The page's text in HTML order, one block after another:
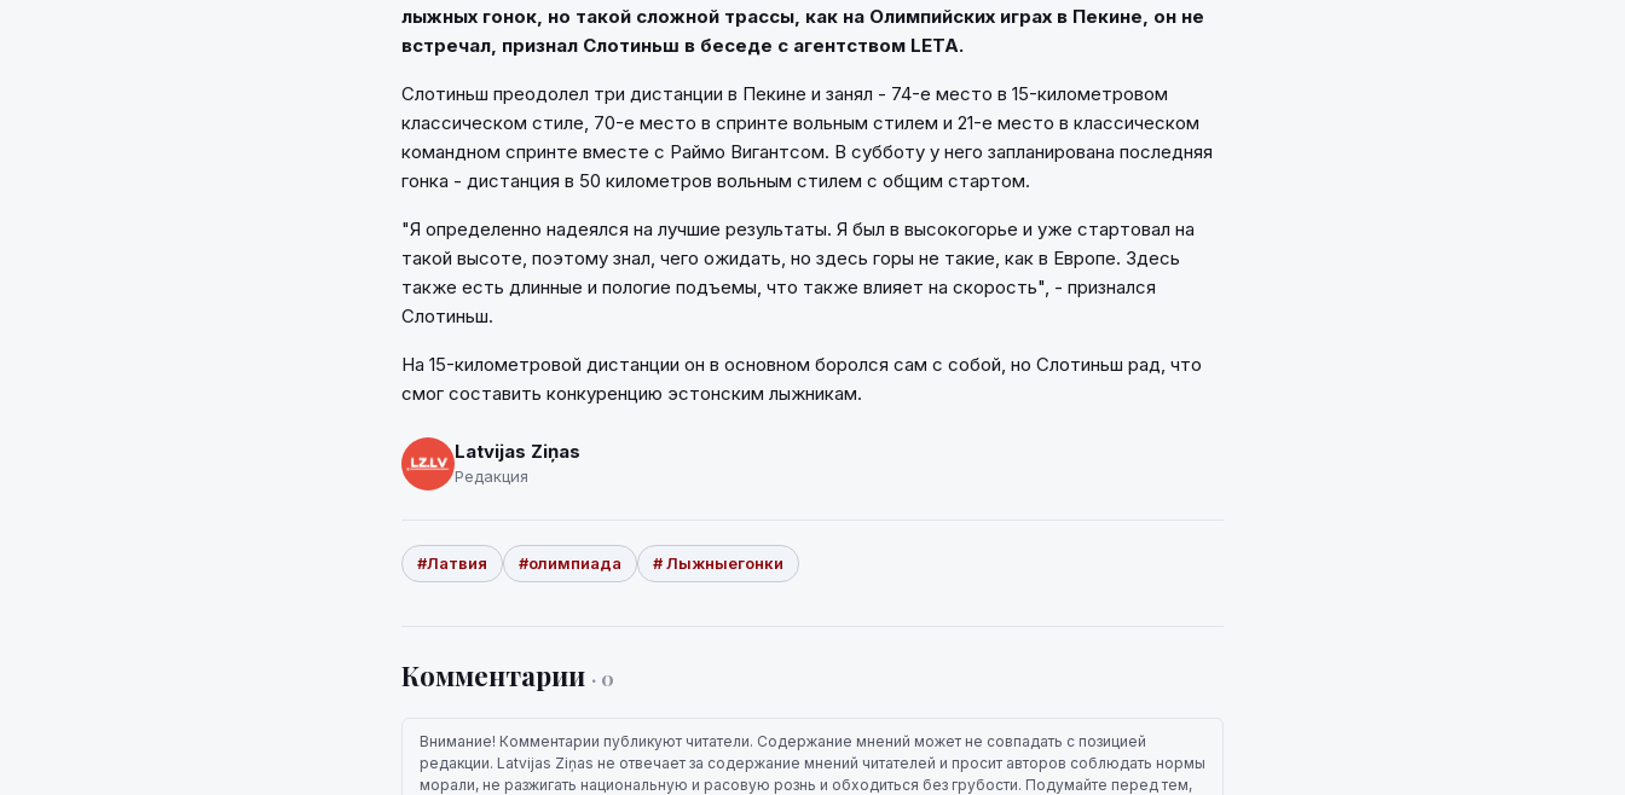
лыжных гонок, но такой сложной трассы, как на Олимпийских играх в Пекине, он не
встречал, признал Слотиньш в беседе с агентством LETA.
Слотиньш преодолел три дистанции в Пекине и занял - 74-е место в 15-километровом
классическом стиле, 70-е место в спринте вольным стилем и 21-е место в классическом
командном спринте вместе с Раймо Вигантсом. В субботу у него запланирована последняя
гонка - дистанция в 50 километров вольным стилем с общим стартом.
"Я определенно надеялся на лучшие результаты. Я был в высокогорье и уже стартовал на
такой высоте, поэтому знал, чего ожидать, но здесь горы не такие, как в Европе. Здесь
также есть длинные и пологие подъемы, что также влияет на скорость", - признался
Слотиньш.
На 15-километровой дистанции он в основном боролся сам с собой, но Слотиньш рад, что
смог составить конкуренцию эстонским лыжникам.
Latvijas Ziņas
Редакция
#Латвия #олимпиада # Лыжныегонки
Комментарии · 0
Внимание! Комментарии публикуют читатели. Содержание мнений может не совпадать с позицией
редакции. Latvijas Ziņas не отвечает за содержание мнений читателей и просит авторов соблюдать нормы
морали, не разжигать национальную и расовую рознь и обходиться без грубости. Подумайте перед тем,